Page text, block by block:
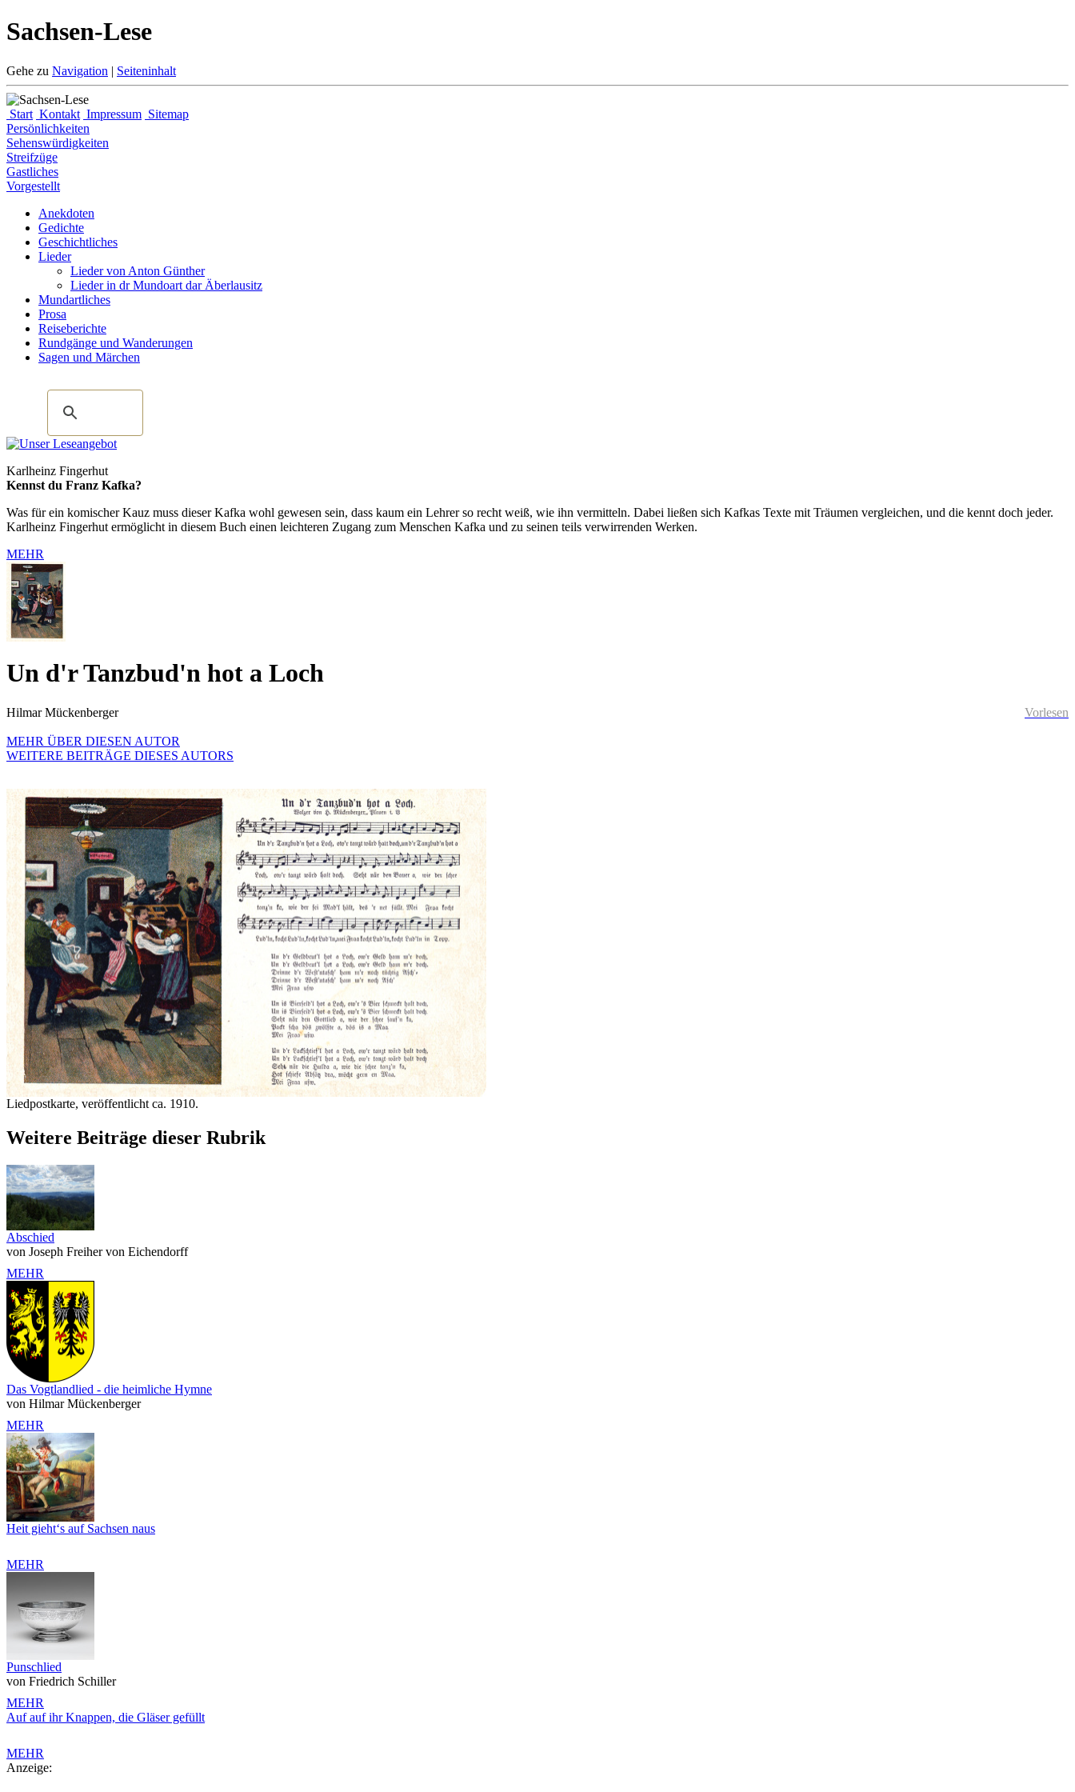
Sachsen-Lese
Gehe zu Navigation | Seiteninhalt
Start Kontakt Impressum Sitemap
Persönlichkeiten
Sehenswürdigkeiten
Streifzüge
Gastliches
Vorgestellt
Anekdoten
Gedichte
Geschichtliches
Lieder
Lieder von Anton Günther
Lieder in dr Mundoart dar Äberlausitz
Mundartliches
Prosa
Reiseberichte
Rundgänge und Wanderungen
Sagen und Märchen
Karlheinz Fingerhut
Kennst du Franz Kafka?
Was für ein komischer Kauz muss dieser Kafka wohl gewesen sein, dass kaum ein Lehrer so recht weiß, wie ihn vermitteln. Dabei ließen sich Kafkas Texte mit Träumen vergleichen, und die kennt doch jeder.
Karlheinz Fingerhut ermöglicht in diesem Buch einen leichteren Zugang zum Menschen Kafka und zu seinen teils verwirrenden Werken.
MEHR
Un d'r Tanzbud'n hot a Loch
Vorlesen
Hilmar Mückenberger
MEHR ÜBER DIESEN AUTOR
WEITERE BEITRÄGE DIESES AUTORS
Liedpostkarte, veröffentlicht ca. 1910.
Weitere Beiträge dieser Rubrik
Abschied
von Joseph Freiher von Eichendorff
MEHR
Das Vogtlandlied - die heimliche Hymne
von Hilmar Mückenberger
MEHR
Heit gieht‘s auf Sachsen naus
MEHR
Punschlied
von Friedrich Schiller
MEHR
Auf auf ihr Knappen, die Gläser gefüllt
MEHR
Anzeige: